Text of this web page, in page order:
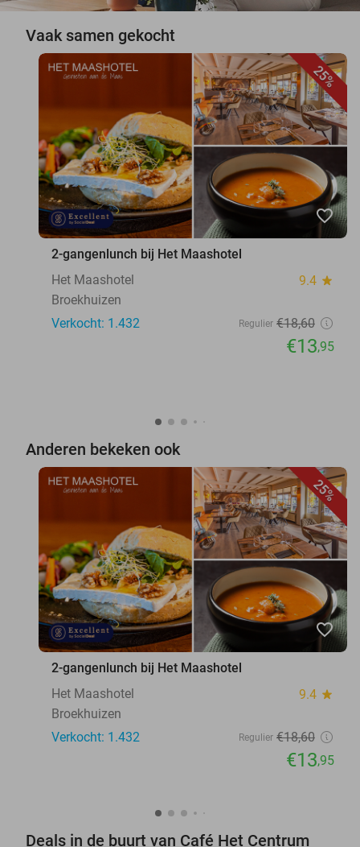
Vaak samen gekocht
25%
favorite_border
2-gangenlunch bij Het Maashotel
Het Maashotel
9.4 star
Broekhuizen
Verkocht: 1.432
Regulier €18,60
€13,95
Anderen bekeken ook
25%
favorite_border
2-gangenlunch bij Het Maashotel
Het Maashotel
9.4 star
Broekhuizen
Verkocht: 1.432
Regulier €18,60
€13,95
Deals in de buurt van Café Het Centrum